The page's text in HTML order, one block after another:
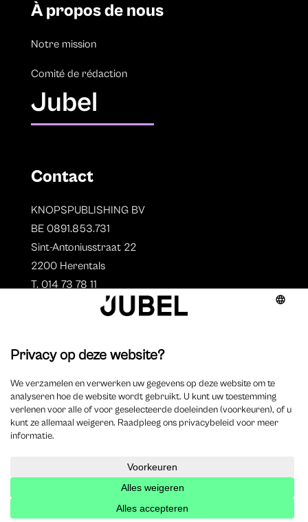
À propos de nous
Notre mission
Comité de rédaction
Jubel
Contact
KNOPSPUBLISHING BV
BE 0891.853.731
Sint-Antoniusstraat 22
2200 Herentals
T. 014 73 78 11
Aperçu des auteurs
Devenir auteur ?
2023 Jubel – Webdesign byWisemen
Clause de non responsabilite–